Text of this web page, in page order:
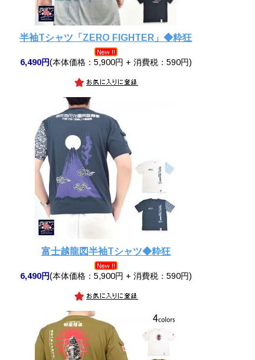
半袖Tシャツ「ZERO FIGHTER」◆粋狂
6,490円(本体価格：5,900円 + 消費税：590円)
富士越龍図半袖Tシャツ◆粋狂
6,490円(本体価格：5,900円 + 消費税：590円)